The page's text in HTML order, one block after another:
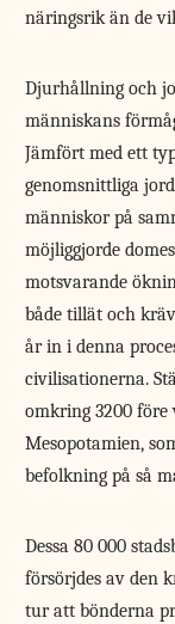
näringsrik än de
Djurhållning och
människans
Jämfört med ett
genomsnittliga
människor på
möjliggjorde
motsvarande
både tillät och
år in i denna
civilisationerna.
omkring 3200
Mesopotamien,
befolkning på så
Dessa 80 000
försörjdes av den
tur att bönderna